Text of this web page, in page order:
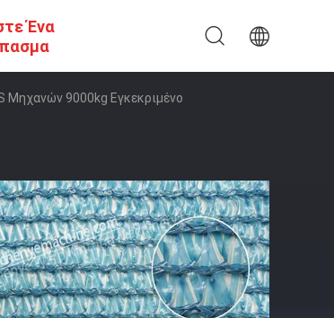
Ένα
Μηχανών 9000kg Εγκεκριμένο